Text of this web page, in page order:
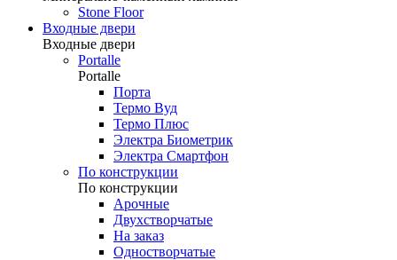
Stone Floor
Входные двери
Входные двери
Portalle
Portalle
Порта
Термо Вуд
Термо Плюс
Электра Биометрик
Электра Смартфон
По конструкции
По конструкции
Арочные
Двухстворчатые
На заказ
Одностворчатые